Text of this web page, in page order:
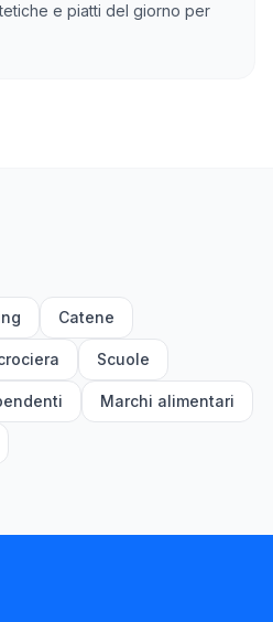
e piatti del giorno per
Catene
Scuole
Marchi alimentari